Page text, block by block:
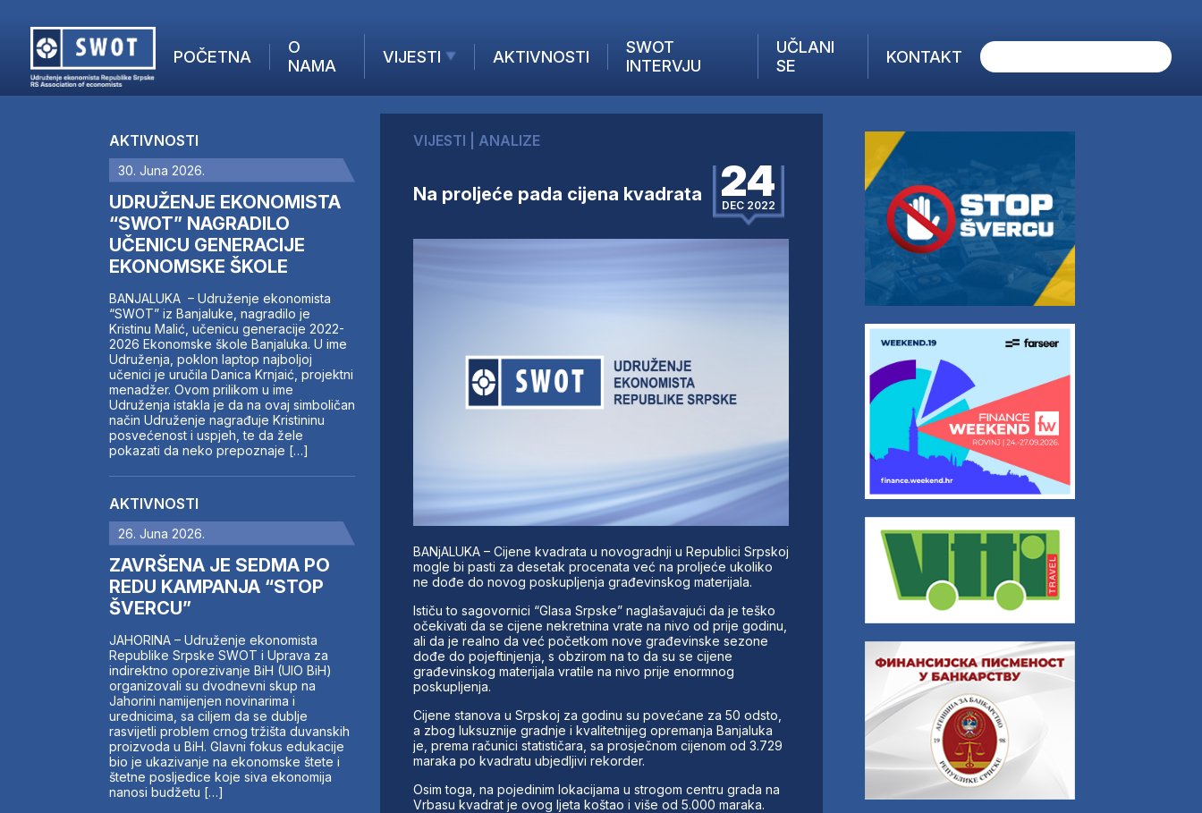
POČETNA
O
NAMA
VIJESTI
AKTUELNO
KOMPANIJE
IZ STRANIH MEDIJA
AKTIVNOSTI
SWOT
INTERVJU
UČLANI
SE
KONTAKT
AKTUELNO
ANALIZE
KOMPANIJE
FINANSIJE
IZ STRANIH MEDIJA
AKTIVNOSTI
SWOT INTERVJU
UČLANI SE
KONTAKT
AKTIVNOSTI
30. Juna 2026.
UDRUŽENJE EKONOMISTA
“SWOT” NAGRADILO
UČENICU GENERACIJE
EKONOMSKE ŠKOLE
BANJALUKA – Udruženje ekonomista
“SWOT” iz Banjaluke, nagradilo je
Kristinu Malić, učenicu generacije 2022-
2026 Ekonomske škole Banjaluka. U ime
Udruženja, poklon laptop najboljoj
učenici je uručila Danica Krnjaić, projektni
menadžer. Ovom prilikom u ime
Udruženja istakla je da na ovaj simboličan
način Udruženje nagrađuje Kristininu
posvećenost i uspjeh, te da žele
pokazati da neko prepoznaje […]
AKTIVNOSTI
26. Juna 2026.
ZAVRŠENA JE SEDMA PO
REDU KAMPANJA “STOP
ŠVERCU”
JAHORINA – Udruženje ekonomista
Republike Srpske SWOT i Uprava za
indirektno oporezivanje BiH (UIO BiH)
organizovali su dvodnevni skup na
Jahorini namijenjen novinarima i
urednicima, sa ciljem da se dublje
rasvijetli problem crnog tržišta duvanskih
proizvoda u BiH. Glavni fokus edukacije
bio je ukazivanje na ekonomske štete i
štetne posljedice koje siva ekonomija
nanosi budžetu […]
VIJESTI ANALIZE
Na proljeće pada cijena kvadrata 24
DEC 2022
BANjALUKA – Cijene kvadrata u novogradnji u Republici Srpskoj
mogle bi pasti za desetak procenata već na proljeće ukoliko
ne dođe do novog poskupljenja građevinskog materijala.
Ističu to sagovornici “Glasa Srpske” naglašavajući da je teško
očekivati da se cijene nekretnina vrate na nivo od prije godinu,
ali da je realno da već početkom nove građevinske sezone
dođe do pojeftinjenja, s obzirom na to da su se cijene
građevinskog materijala vratile na nivo prije enormnog
poskupljenja.
Cijene stanova u Srpskoj za godinu su povećane za 50 odsto,
a zbog luksuznije gradnje i kvalitetnijeg opremanja Banjaluka
je, prema računici statističara, sa prosječnom cijenom od 3.729
maraka po kvadratu ubjedljivi rekorder.
Osim toga, na pojedinim lokacijama u strogom centru grada na
Vrbasu kvadrat je ovog ljeta koštao i više od 5.000 maraka.